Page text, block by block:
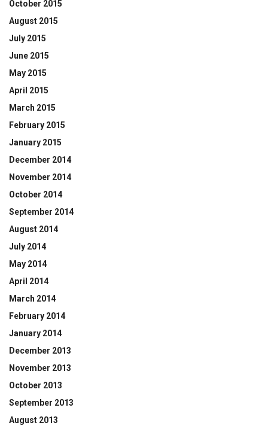
October 2015
August 2015
July 2015
June 2015
May 2015
April 2015
March 2015
February 2015
January 2015
December 2014
November 2014
October 2014
September 2014
August 2014
July 2014
May 2014
April 2014
March 2014
February 2014
January 2014
December 2013
November 2013
October 2013
September 2013
August 2013